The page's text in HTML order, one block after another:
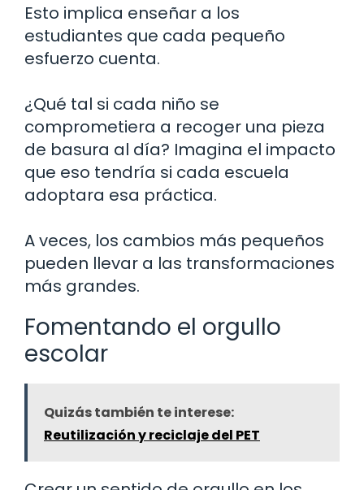
Esto implica enseñar a los
estudiantes que cada pequeño
esfuerzo cuenta.
¿Qué tal si cada niño se
comprometiera a recoger una pieza
de basura al día? Imagina el impacto
que eso tendría si cada escuela
adoptara esa práctica.
A veces, los cambios más pequeños
pueden llevar a las transformaciones
más grandes.
Fomentando el orgullo
escolar
Quizás también te interese:
Reutilización y reciclaje del PET